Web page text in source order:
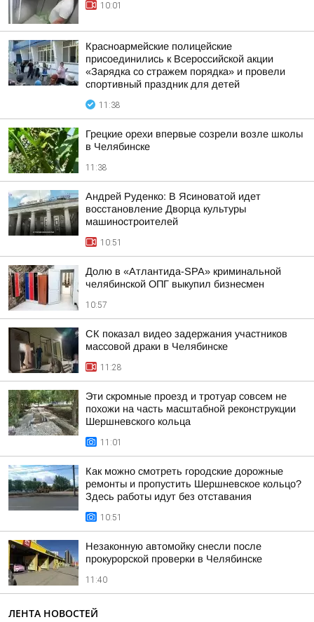
10:01
Красноармейские полицейские
присоединились к Всероссийской акции
«Зарядка со стражем порядка» и провели
спортивный праздник для детей
11:38
Грецкие орехи впервые созрели возле школы
в Челябинске
11:38
Андрей Руденко: В Ясиноватой идет
восстановление Дворца культуры
машиностроителей
10:51
Долю в «Атлантида-SPA» криминальной
челябинской ОПГ выкупил бизнесмен
10:57
СК показал видео задержания участников
массовой драки в Челябинске
11:28
Эти скромные проезд и тротуар совсем не
похожи на часть масштабной реконструкции
Шершневского кольца
11:01
Как можно смотреть городские дорожные
ремонты и пропустить Шершневское кольцо?
Здесь работы идут без отставания
10:51
Незаконную автомойку снесли после
прокурорской проверки в Челябинске
11:40
ЛЕНТА НОВОСТЕЙ